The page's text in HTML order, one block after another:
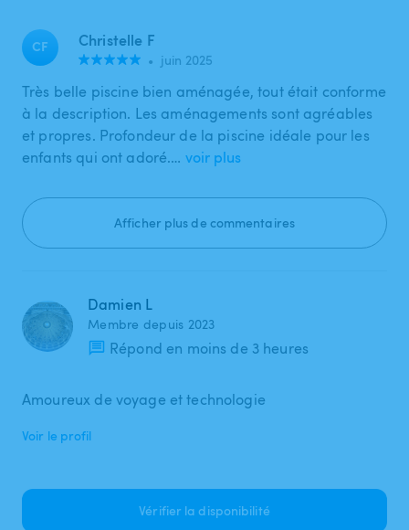
CF Christelle F
• juin 2025
Très belle piscine bien aménagée, tout était conforme
à la description. Les aménagements sont agréables
et propres. Profondeur de la piscine idéale pour les
enfants qui ont adoré.… voir plus
Afficher plus de commentaires
Damien L
Membre depuis 2023
Répond en moins de 3 heures
Amoureux de voyage et technologie
Voir le profil
Vérifier la disponibilité